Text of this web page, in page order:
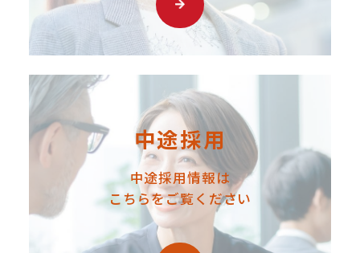
中途採用
中途採用情報は
こちらをご覧ください